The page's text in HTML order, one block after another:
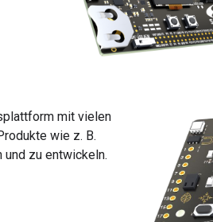
mit vielen
wie z. B.
zu entwickeln.